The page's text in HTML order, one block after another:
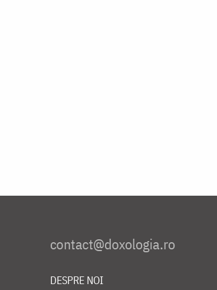
DESPRE NOI